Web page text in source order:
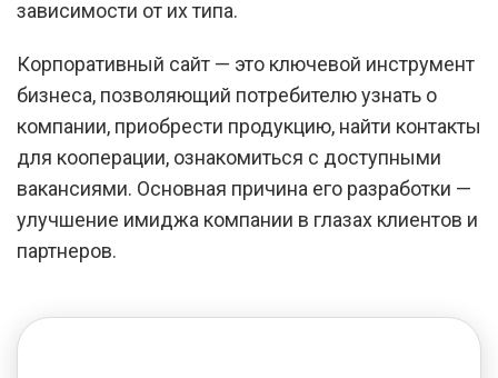
зависимости от их типа.
Корпоративный сайт — это ключевой инструмент
бизнеса, позволяющий потребителю узнать о
компании, приобрести продукцию, найти контакты
для кооперации, ознакомиться с доступными
вакансиями. Основная причина его разработки —
улучшение имиджа компании в глазах клиентов и
партнеров.